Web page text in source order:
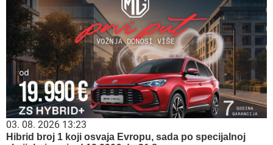
03. 08. 2026 13:23
Hibrid broj 1 koji osvaja Evropu, sada po specijalnoj